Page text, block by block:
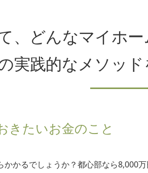
どんなマイホー
実践的なメソッド
きたいお金のこと
かるでしょうか？都心部なら8,000